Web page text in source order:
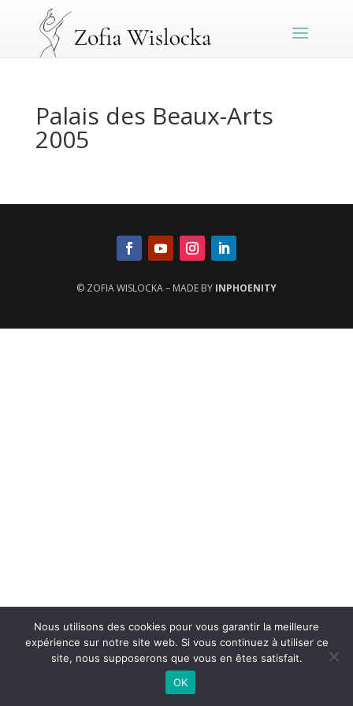
Palais des Beaux-Arts
2005
© ZOFIA WISLOCKA – MADE BY INPHOENITY
Nous utilisons des cookies pour vous garantir la meilleure
expérience sur notre site web. Si vous continuez à utiliser ce
site, nous supposerons que vous en êtes satisfait.
OK